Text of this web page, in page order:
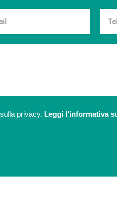
privacy. Leggi l'informativa